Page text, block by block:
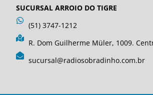
SUCURSAL ARROIO DO TIGRE
(51) 3747-1212
R. Dom Guilherme Müler, 1009.
sucursal@radiosobradinho.com.br